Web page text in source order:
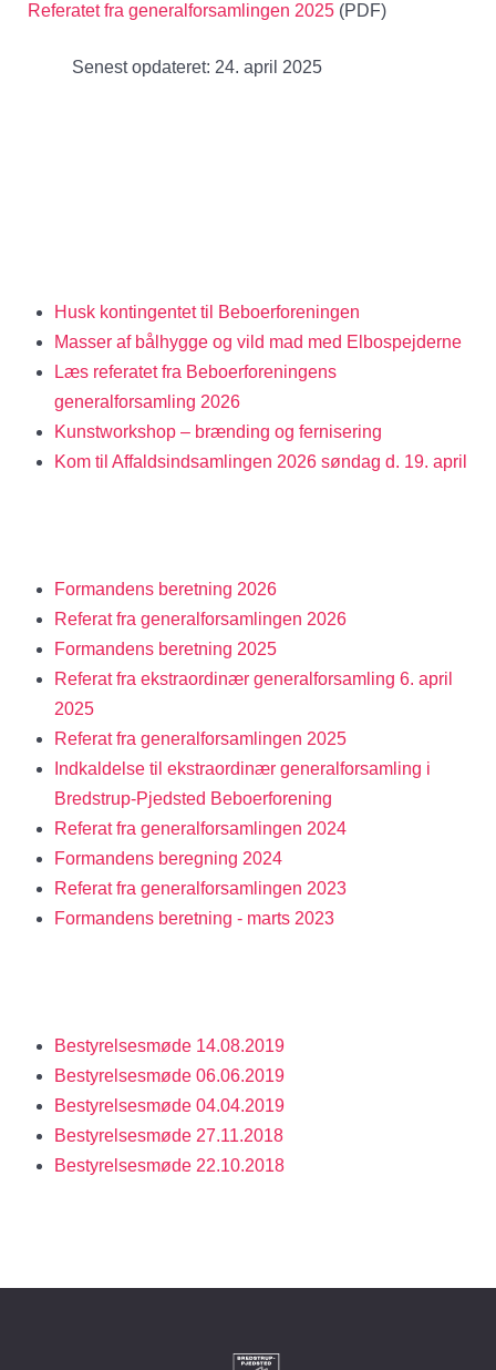
Referatet fra generalforsamlingen 2025 (PDF)
Senest opdateret: 24. april 2025
Husk kontingentet til Beboerforeningen
Masser af bålhygge og vild mad med Elbospejderne
Læs referatet fra Beboerforeningens
generalforsamling 2026
Kunstworkshop – brænding og fernisering
Kom til Affaldsindsamlingen 2026 søndag d. 19. april
Formandens beretning 2026
Referat fra generalforsamlingen 2026
Formandens beretning 2025
Referat fra ekstraordinær generalforsamling 6. april
2025
Referat fra generalforsamlingen 2025
Indkaldelse til ekstraordinær generalforsamling i
Bredstrup-Pjedsted Beboerforening
Referat fra generalforsamlingen 2024
Formandens beregning 2024
Referat fra generalforsamlingen 2023
Formandens beretning - marts 2023
Bestyrelsesmøde 14.08.2019
Bestyrelsesmøde 06.06.2019
Bestyrelsesmøde 04.04.2019
Bestyrelsesmøde 27.11.2018
Bestyrelsesmøde 22.10.2018